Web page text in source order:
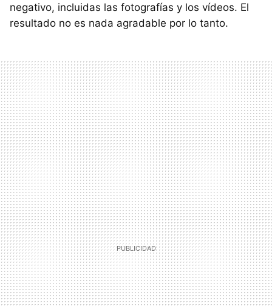
negativo, incluidas las fotografías y los vídeos. El
resultado no es nada agradable por lo tanto.